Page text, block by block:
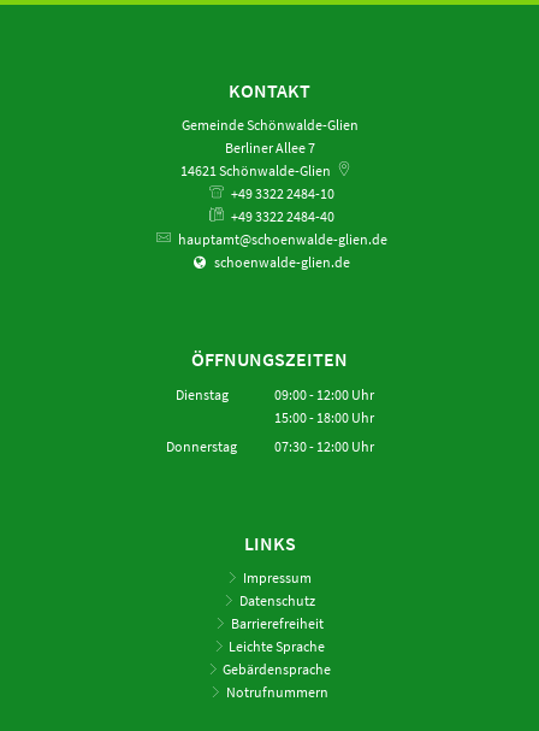
KONTAKT
Gemeinde Schönwalde-Glien
Berliner Allee 7
14621Schönwalde-Glien
+49 3322 2484-10
+49 3322 2484-40
hauptamt@schoenwalde-glien.de
schoenwalde-glien.de
ÖFFNUNGSZEITEN
Dienstag 09:00- 12:00Uhr
Von 09:00 bis 12:00 Uhr
15:00- 18:00Uhr
Von 15:00 bis 18:00 Uhr
Donnerstag 07:30- 12:00Uhr
LINKS
Impressum
Datenschutz
Barrierefreiheit
Leichte Sprache
Gebärdensprache
Notrufnummern